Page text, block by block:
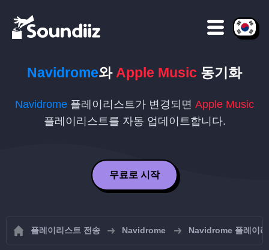
Navidrome와 Apple Music 동기화
Navidrome 플레이리스트가 변경되면 Apple Music
플레이리스트를 자동 업데이트합니다.
무료로 시작
플레이리스트 전송 Navidrome Navidrome 플레이